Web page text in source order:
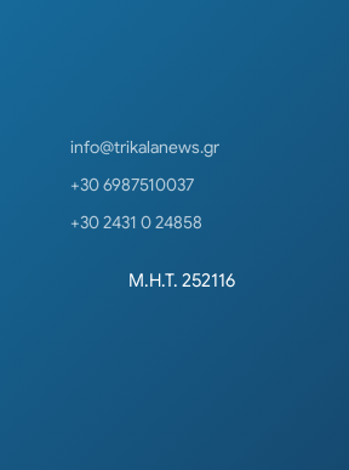
info@trikalanews.gr
+30 6987510037
+30 2431 0 24858
Μ.Η.Τ. 252116